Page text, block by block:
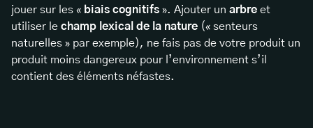
jouer sur les « biais cognitifs ». Ajouter un arbre et
utiliser le champ lexical de la nature (« senteurs
naturelles » par exemple), ne fais pas de votre produit un
produit moins dangereux pour l’environnement s’il
contient des éléments néfastes.